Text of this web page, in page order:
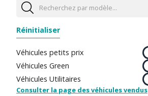
Réinitialiser
Véhicules petits prix
Véhicules Green
Véhicules Utilitaires
Consulter la page des véhicules vendus